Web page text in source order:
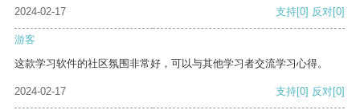
2024-02-17
支持[0] 反对[0]
游客
这款学习软件的社区氛围非常好，可以与其他学习者交流学习心得。
2024-02-17 支持[0] 反对[0]